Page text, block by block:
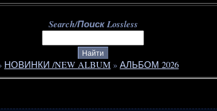
Search/Поиск Lossless
НОВИНКИ /NEW ALBUM » АЛЬБОМ 2026